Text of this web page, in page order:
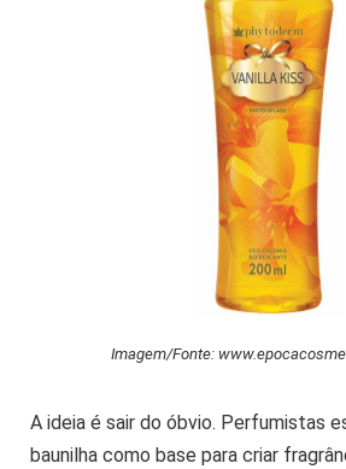
Imagem/Fonte:
A ideia é sair do óbvio. Perfumistas
baunilha como base para criar